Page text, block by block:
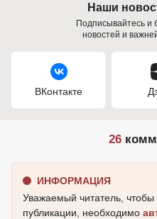
Наши
Подписывайтесь и
новостей и
ВКонтакте
26
ИНФОРМАЦИЯ
Уважаемый читатель, чтобы
публикации, необходимо